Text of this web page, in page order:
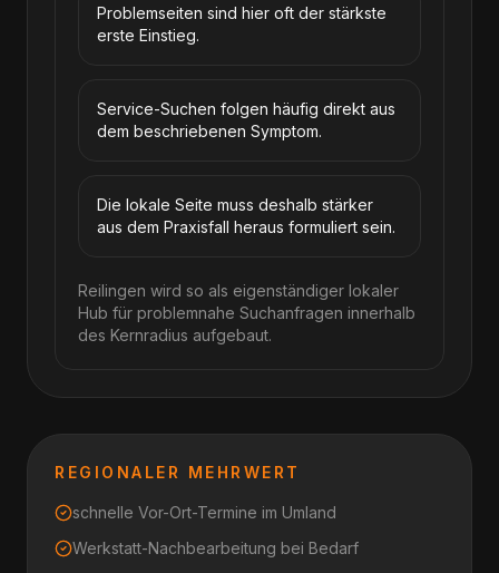
Problemseiten sind hier oft der stärkste
erste Einstieg.
Service-Suchen folgen häufig direkt aus
dem beschriebenen Symptom.
Die lokale Seite muss deshalb stärker
aus dem Praxisfall heraus formuliert sein.
Reilingen wird so als eigenständiger lokaler
Hub für problemnahe Suchanfragen innerhalb
des Kernradius aufgebaut.
REGIONALER MEHRWERT
schnelle Vor-Ort-Termine im Umland
Werkstatt-Nachbearbeitung bei Bedarf